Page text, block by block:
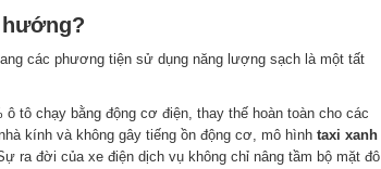
các phương tiện sử dụng năng lượng sạch là một tất
tô chạy bằng động cơ điện, thay thế hoàn toàn cho các
kính và không gây tiếng ồn động cơ, mô hình taxi xanh
ra đời của xe điện dịch vụ không chỉ nâng tầm bộ mặt đô